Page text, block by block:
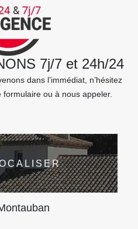
7j/7 et 24h/24
dans l’immédiat, n’hésitez
ou à nous appeler.